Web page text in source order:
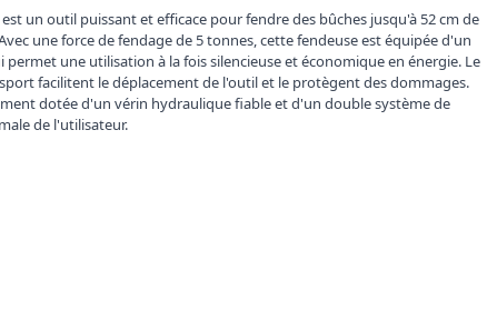
est un outil puissant et efficace pour fendre des bûches jusqu'à 52 cm de
une force de fendage de 5 tonnes, cette fendeuse est équipée d'un
une utilisation à la fois silencieuse et économique en énergie. Le
facilitent le déplacement de l'outil et le protègent des dommages.
dotée d'un vérin hydraulique fiable et d'un double système de
de l'utilisateur.